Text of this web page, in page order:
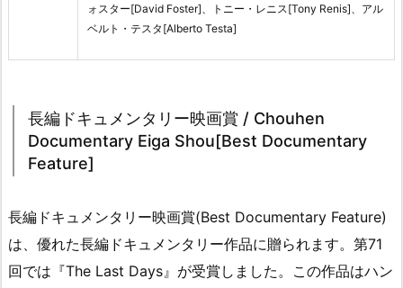
ォスター[David Foster]、トニー・レニス[Tony Renis]、アル
ベルト・テスタ[Alberto Testa]
長編ドキュメンタリー映画賞 / Chouhen
Documentary Eiga Shou[Best Documentary
Feature]
長編ドキュメンタリー映画賞(Best Documentary Feature)
は、優れた長編ドキュメンタリー作品に贈られます。第71
回では『The Last Days』が受賞しました。この作品はハン